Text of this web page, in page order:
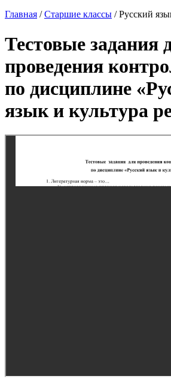
Главная /Старшие классы /Русский
Тестовые задания
проведения
по дисциплине
язык и культура